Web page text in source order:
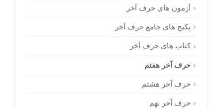
آزمون های حرف آخر
پکیج های جامع حرف آخر
کتاب های حرف آخر
حرف آخر هفتم
حرف آخر هشتم
حرف آخر نهم